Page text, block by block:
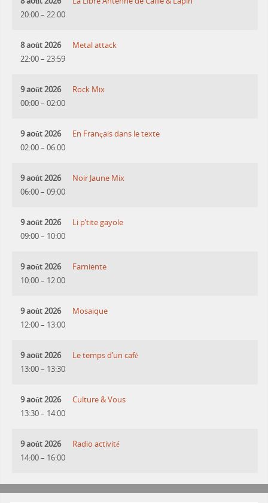
20:00– 22:00
8 août 2026
22:00– 23:59
Metal attack
9 août 2026
00:00– 02:00
Rock Mix
9 août 2026
02:00– 06:00
En Français dans le texte
9 août 2026
06:00– 09:00
Noir Jaune Mix
9 août 2026
09:00– 10:00
Li p’tite gayole
9 août 2026
10:00– 12:00
Farniente
9 août 2026
12:00– 13:00
Mosaique
9 août 2026
13:00– 13:30
Le temps d’un café
9 août 2026
13:30– 14:00
Culture & Vous
9 août 2026
14:00– 16:00
Radio activité